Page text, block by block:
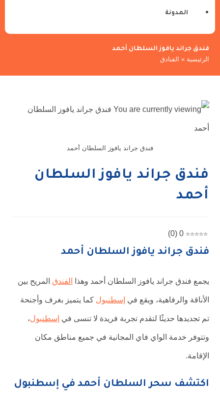
المدونة
فندق جراند يافوز السلطان أحمد
الرئيسية » الفنادق
فندق جراند يافوز السلطان أحمد
فندق جراند يافوز السلطان
أحمد
0
(
0
)
فندق جراند يافوز السلطان أحمد
يجمع فندق جراند يافوز السلطان أحمد وهذا الفندق المريح بين
الأناقة والرفاهية، ويقع في إسطنبول كما يتميز بغرف وأجنحة
تم تجديدها حديثًا لتقدم تجربة فريدة لا تنسى في إسطنبول،
وتتوفر خدمة الواي فاي المجانية في جميع مناطق مكان
الإقامة.
اكتشف سحر السلطان أحمد في إسطنبول